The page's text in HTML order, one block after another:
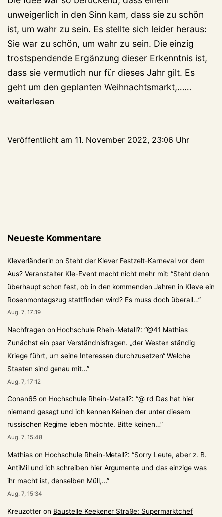
unweigerlich in den Sinn kam, dass sie zu schön
ist, um wahr zu sein. Es stellte sich leider heraus:
Sie war zu schön, um wahr zu sein. Die einzig
trostspendende Ergänzung dieser Erkenntnis ist,
dass sie vermutlich nur für dieses Jahr gilt. Es
geht um den geplanten Weihnachtsmarkt,……
weiterlesen
Veröffentlicht am 11. November 2022, 23:06 Uhr
Neueste Kommentare
Kleverländerin on Steht der Klever Festzelt-Karneval vor dem
Aus? Veranstalter Kle-Event macht nicht mehr mit: “Steht denn
überhaupt schon fest, ob in den kommenden Jahren in Kleve ein
Rosenmontagszug stattfinden wird? Es muss doch überall…”
Aug. 7, 17:19
Nachfragen on Hochschule Rhein-Metall?: “@41 Mathias
Zunächst ein paar Verständnisfragen. „der Westen ständig
Kriege führt, um seine Interessen durchzusetzen“ Welche
Staaten sind genau mit…”
Aug. 7, 17:12
Conan65 on Hochschule Rhein-Metall?: “@ rd Das hat hier
niemand gesagt und ich kennen Keinen der unter diesem
russischen Regime leben möchte. Bitte keinen…”
Aug. 7, 15:48
Mathias on Hochschule Rhein-Metall?: “Sorry Leute, aber z. B.
AntiMil und ich schreiben hier Argumente und das einzige was
ihr macht ist, denselben Müll,…”
Aug. 7, 15:34
Kreuzotter on Baustelle Keekener Straße: Supermarktchef